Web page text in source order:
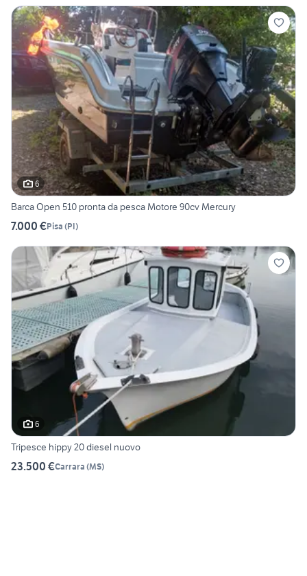
6
Barca Open 510 pronta da pesca Motore 90cv Mercury
7.000 €Pisa (PI)
6
Tripesce hippy 20 diesel nuovo
23.500 €Carrara (MS)